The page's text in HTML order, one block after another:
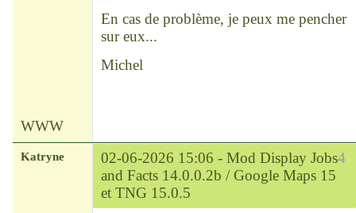
En cas de problème, je peux me pencher
sur eux...
Michel
WWW
4
Katryne 02-06-2026 15:06 - Mod Display Jobs
and Facts 14.0.0.2b / Google Maps 15
et TNG 15.0.5